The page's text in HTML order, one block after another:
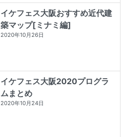
イケフェス大阪おすすめ近代建
築マップ[ミナミ編]
2020年10月26日
イケフェス大阪2020プログラ
ムまとめ
2020年10月24日